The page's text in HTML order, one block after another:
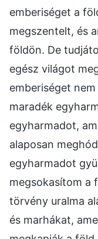
emberiséget a
megszentelt, és
földön. De
egész világot
emberiséget
maradék
egyharmadot,
alaposan
egyharmadot
megsokasítom a
törvény uralma
és marhákat,